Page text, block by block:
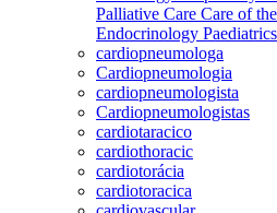
Palliative Care Care of
Endocrinology Paediatrics
cardiopneumologa
Cardiopneumologia
cardiopneumologista
Cardiopneumologistas
cardiotaracico
cardiothoracic
cardiotorácia
cardiotoracica